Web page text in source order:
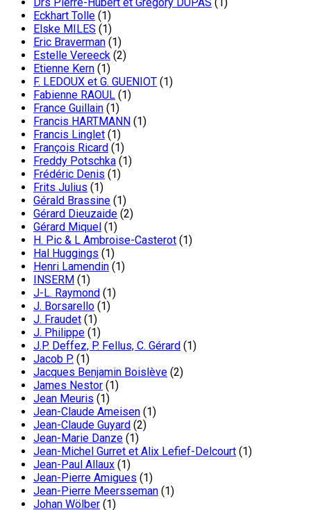
Eckhart Tolle (1)
Elske MILES (1)
Eric Braverman (1)
Estelle Vereeck (2)
Etienne Kern (1)
F. LEDOUX et G. GUENIOT (1)
Fabienne RAOUL (1)
France Guillain (1)
Francis HARTMANN (1)
Francis Linglet (1)
François Ricard (1)
Freddy Potschka (1)
Frédéric Denis (1)
Frits Julius (1)
Gérald Brassine (1)
Gérard Dieuzaide (2)
Gérard Miquel (1)
H. Pic & L Ambroise-Casterot (1)
Hal Huggings (1)
Henri Lamendin (1)
INSERM (1)
J-L. Raymond (1)
J. Borsarello (1)
J. Fraudet (1)
J. Philippe (1)
J.P. Deffez, P. Fellus, C. Gérard (1)
Jacob P. (1)
Jacques Benjamin Boislève (2)
James Nestor (1)
Jean Meuris (1)
Jean-Claude Ameisen (1)
Jean-Claude Guyard (2)
Jean-Marie Danze (1)
Jean-Michel Gurret et Alix Lefief-Delcourt (1)
Jean-Paul Allaux (1)
Jean-Pierre Amigues (1)
Jean-Pierre Meersseman (1)
Johan Wölber (1)